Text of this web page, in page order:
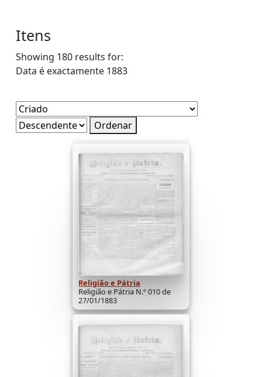
Itens
Showing 180 results for:
Data é exactamente 1883
Ordenar
Religião e Pátria
Religião e Pátria N.º 010 de
27/01/1883